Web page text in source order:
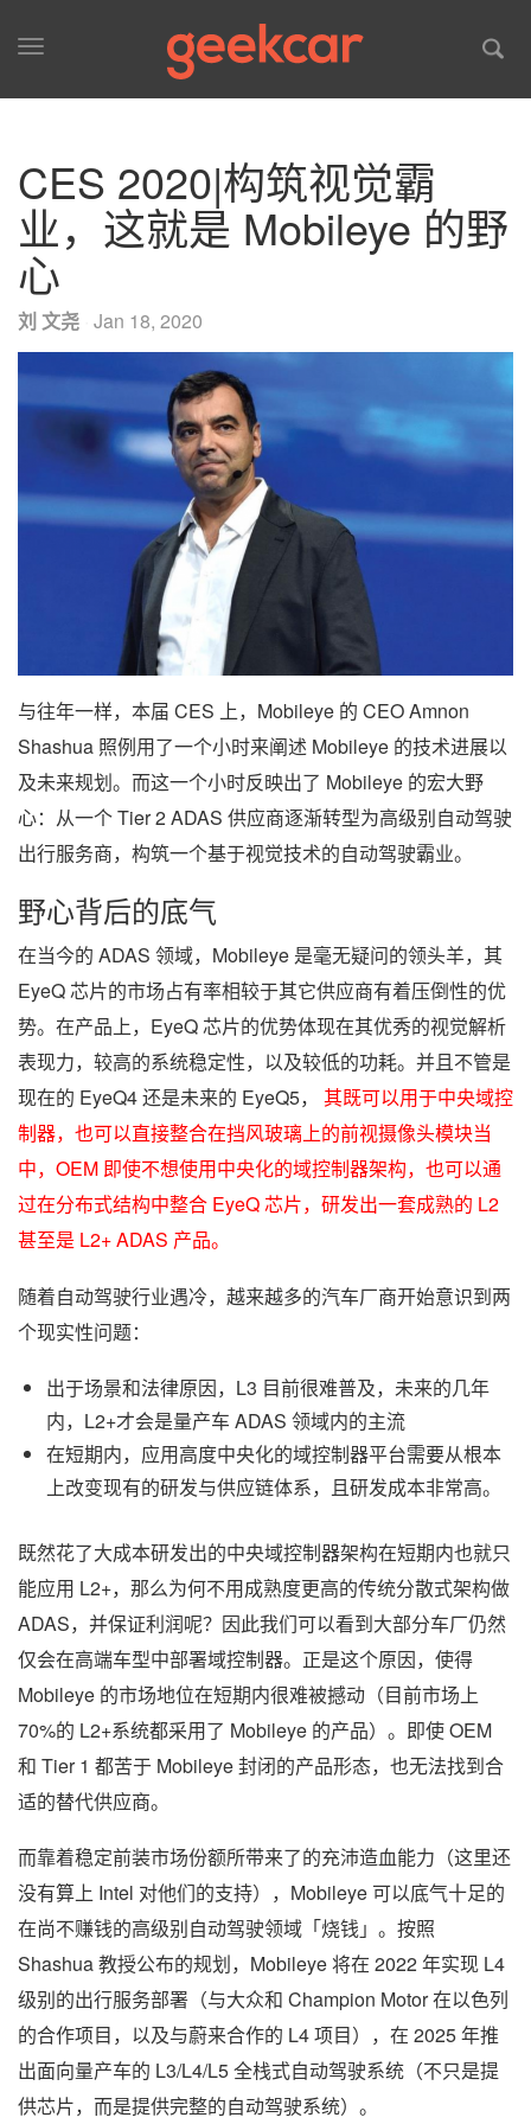
Toggle
CES 2020|构筑视觉霸
业，这就是 Mobileye 的野
心
刘 文尧 Jan 18, 2020
与往年一样，本届 CES 上，Mobileye 的 CEO Amnon
Shashua 照例用了一个小时来阐述 Mobileye 的技术进展以
及未来规划。而这一个小时反映出了 Mobileye 的宏大野
心：从一个 Tier 2 ADAS 供应商逐渐转型为高级别自动驾驶
出行服务商，构筑一个基于视觉技术的自动驾驶霸业。
野心背后的底气
在当今的 ADAS 领域，Mobileye 是毫无疑问的领头羊，其
EyeQ 芯片的市场占有率相较于其它供应商有着压倒性的优
势。在产品上，EyeQ 芯片的优势体现在其优秀的视觉解析
表现力，较高的系统稳定性，以及较低的功耗。并且不管是
现在的 EyeQ4 还是未来的 EyeQ5， 其既可以用于中央域控
制器，也可以直接整合在挡风玻璃上的前视摄像头模块当
中，OEM 即使不想使用中央化的域控制器架构，也可以通
过在分布式结构中整合 EyeQ 芯片，研发出一套成熟的 L2
甚至是 L2+ ADAS 产品。
随着自动驾驶行业遇冷，越来越多的汽车厂商开始意识到两
个现实性问题：
出于场景和法律原因，L3 目前很难普及，未来的几年
内，L2+才会是量产车 ADAS 领域内的主流
在短期内，应用高度中央化的域控制器平台需要从根本
上改变现有的研发与供应链体系，且研发成本非常高。
既然花了大成本研发出的中央域控制器架构在短期内也就只
能应用 L2+，那么为何不用成熟度更高的传统分散式架构做
ADAS，并保证利润呢？因此我们可以看到大部分车厂仍然
仅会在高端车型中部署域控制器。正是这个原因，使得
Mobileye 的市场地位在短期内很难被撼动（目前市场上
70%的 L2+系统都采用了 Mobileye 的产品）。即使 OEM
和 Tier 1 都苦于 Mobileye 封闭的产品形态，也无法找到合
适的替代供应商。
而靠着稳定前装市场份额所带来了的充沛造血能力（这里还
没有算上 Intel 对他们的支持），Mobileye 可以底气十足的
在尚不赚钱的高级别自动驾驶领域「烧钱」。按照
Shashua 教授公布的规划，Mobileye 将在 2022 年实现 L4
级别的出行服务部署（与大众和 Champion Motor 在以色列
的合作项目，以及与蔚来合作的 L4 项目），在 2025 年推
出面向量产车的 L3/L4/L5 全栈式自动驾驶系统（不只是提
供芯片，而是提供完整的自动驾驶系统）。